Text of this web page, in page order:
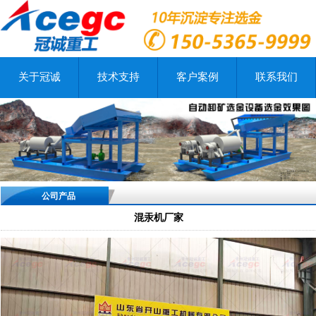
关于冠诚 技术支持 客户案例 联系我们
公司产品
混汞机厂家